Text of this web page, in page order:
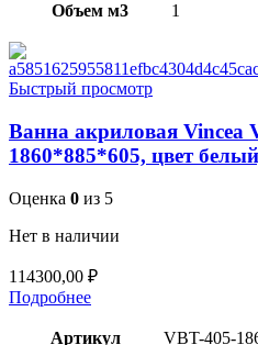
Объем м3 1
Быстрый просмотр
Ванна акриловая Vincea
1860*885*605, цвет
Оценка 0 из 5
Нет в наличии
114300,00 ₽
Подробнее
Артикул VBT-405-